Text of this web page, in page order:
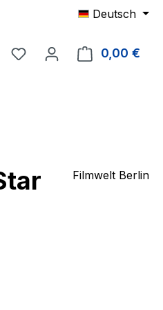
Deutsch
Du hast 0 Produkte auf
0,00 €
Filmwelt Berlin